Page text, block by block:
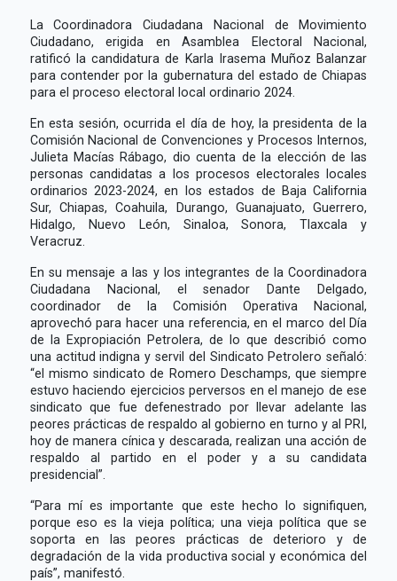
La Coordinadora Ciudadana Nacional de Movimiento
Ciudadano, erigida en Asamblea Electoral Nacional,
ratificó la candidatura de Karla Irasema Muñoz Balanzar
para contender por la gubernatura del estado de Chiapas
para el proceso electoral local ordinario 2024.
En esta sesión, ocurrida el día de hoy, la presidenta de la
Comisión Nacional de Convenciones y Procesos Internos,
Julieta Macías Rábago, dio cuenta de la elección de las
personas candidatas a los procesos electorales locales
ordinarios 2023-2024, en los estados de Baja California
Sur, Chiapas, Coahuila, Durango, Guanajuato, Guerrero,
Hidalgo, Nuevo León, Sinaloa, Sonora, Tlaxcala y
Veracruz.
En su mensaje a las y los integrantes de la Coordinadora
Ciudadana Nacional, el senador Dante Delgado,
coordinador de la Comisión Operativa Nacional,
aprovechó para hacer una referencia, en el marco del Día
de la Expropiación Petrolera, de lo que describió como
una actitud indigna y servil del Sindicato Petrolero señaló:
“el mismo sindicato de Romero Deschamps, que siempre
estuvo haciendo ejercicios perversos en el manejo de ese
sindicato que fue defenestrado por llevar adelante las
peores prácticas de respaldo al gobierno en turno y al PRI,
hoy de manera cínica y descarada, realizan una acción de
respaldo al partido en el poder y a su candidata
presidencial”.
“Para mí es importante que este hecho lo signifiquen,
porque eso es la vieja política; una vieja política que se
soporta en las peores prácticas de deterioro y de
degradación de la vida productiva social y económica del
país”, manifestó.